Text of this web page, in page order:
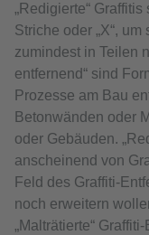
„Redigierte“
Striche oder „X“,
zumindest in Teilen
entfernend“ sind
Prozesse am Bau
Betonwänden oder
oder Gebäuden.
anscheinend von
Feld des Graffiti-
noch erweitern
„Malträtierte“